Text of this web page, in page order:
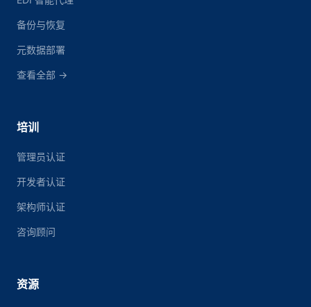
备份与恢复
元数据部署
查看全部 →
培训
管理员认证
开发者认证
架构师认证
咨询顾问
资源